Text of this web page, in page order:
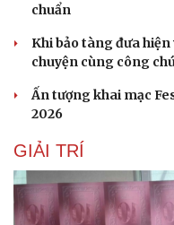
chuẩn
Khi bảo tàng đưa
chuyện cùng công
Ấn tượng khai mạc
2026
GIẢI TRÍ